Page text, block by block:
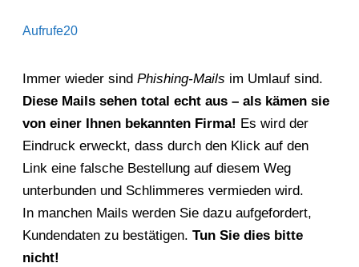
Aufrufe20
Immer wieder sind Phishing-Mails im Umlauf sind.
Diese Mails sehen total echt aus – als kämen sie
von einer Ihnen bekannten Firma! Es wird der
Eindruck erweckt, dass durch den Klick auf den
Link eine falsche Bestellung auf diesem Weg
unterbunden und Schlimmeres vermieden wird.
In manchen Mails werden Sie dazu aufgefordert,
Kundendaten zu bestätigen. Tun Sie dies bitte
nicht!